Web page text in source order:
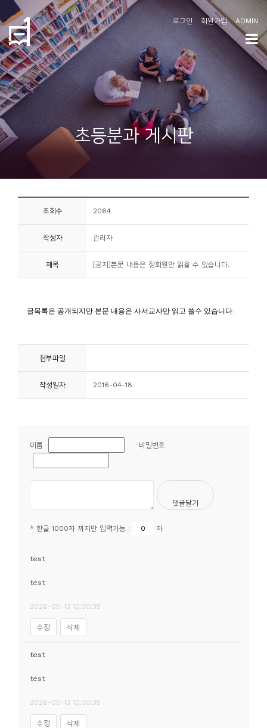
로그인 회원가입 ADMIN
초등분과 게시판
조회수 2064
작성자 관리자
제목 [공지]본문 내용은 정회원만 읽을 수 있습니다.
첨부파일
작성일자 2016-04-18
이름 비밀번호
* 한글 1000자 까지만 입력가능 : 자
test
test
2026-05-13 10:30:35
수정 삭제
test
test
2026-05-13 10:30:35
수정 삭제
학
도
협
개
지
사
니
아